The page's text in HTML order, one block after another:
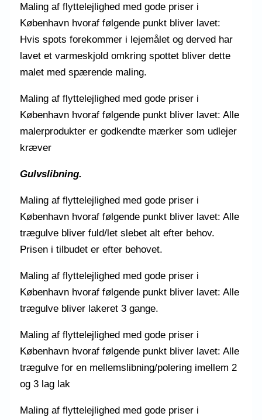
Maling af flyttelejlighed med gode priser i
København hvoraf følgende punkt bliver lavet:
Hvis spots forekommer i lejemålet og derved har
lavet et varmeskjold omkring spottet bliver dette
malet med spærende maling.
Maling af flyttelejlighed med gode priser i
København hvoraf følgende punkt bliver lavet: Alle
malerprodukter er godkendte mærker som udlejer
kræver
Gulvslibning.
Maling af flyttelejlighed med gode priser i
København hvoraf følgende punkt bliver lavet: Alle
trægulve bliver fuld/let slebet alt efter behov.
Prisen i tilbudet er efter behovet.
Maling af flyttelejlighed med gode priser i
København hvoraf følgende punkt bliver lavet: Alle
trægulve bliver lakeret 3 gange.
Maling af flyttelejlighed med gode priser i
København hvoraf følgende punkt bliver lavet: Alle
trægulve for en mellemslibning/polering imellem 2
og 3 lag lak
Maling af flyttelejlighed med gode priser i